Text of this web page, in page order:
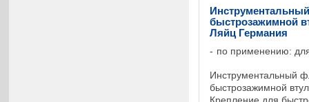
быстрозажимной
Ляйц Германия
по применению:
Инструментальный
быстрозажимной